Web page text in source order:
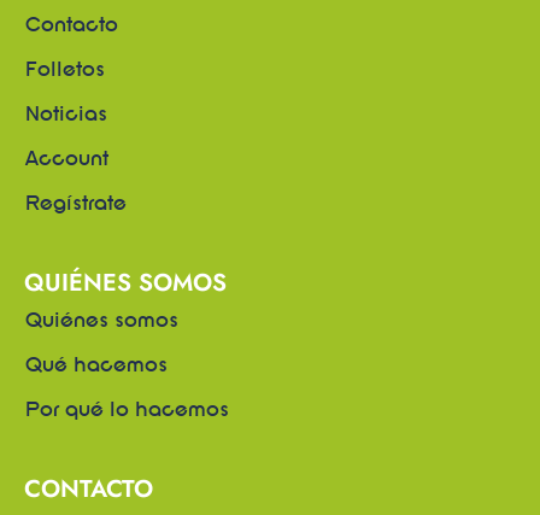
Contacto
Folletos
Noticias
Account
Regístrate
QUIÉNES SOMOS
Quiénes somos
Qué hacemos
Por qué lo hacemos
CONTACTO